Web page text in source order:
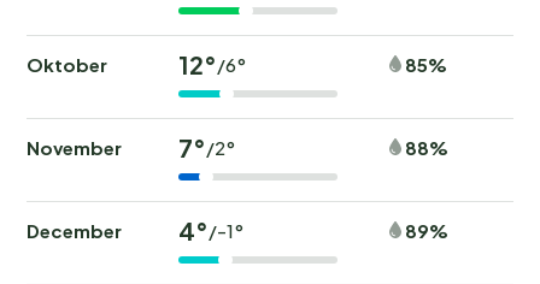
Oktober 12°/6° 85%
November 7°/2° 88%
December 4°/-1° 89%